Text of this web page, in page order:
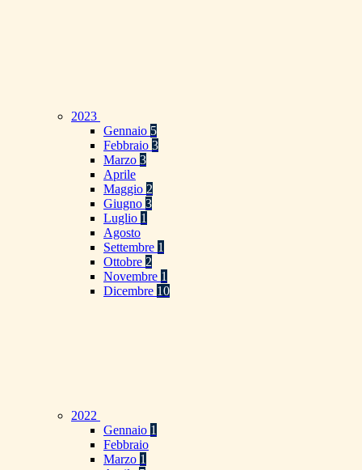
2023
Gennaio 5
Febbraio 3
Marzo 3
Aprile
Maggio 2
Giugno 3
Luglio 1
Agosto
Settembre 1
Ottobre 2
Novembre 1
Dicembre 10
2022
Gennaio 1
Febbraio
Marzo 1